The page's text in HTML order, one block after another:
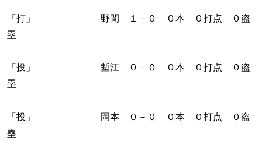
「打」 野間 １－０ ０本 ０打点 ０盗
塁
「投」 塹江 ０－０ ０本 ０打点 ０盗
塁
「投」 岡本 ０－０ ０本 ０打点 ０盗
塁